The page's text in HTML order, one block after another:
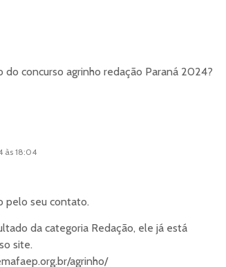
do concurso agrinho redação Paraná 2024?
às 18:04
pelo seu contato.
da categoria Redação, ele já está
site.
agrinho/